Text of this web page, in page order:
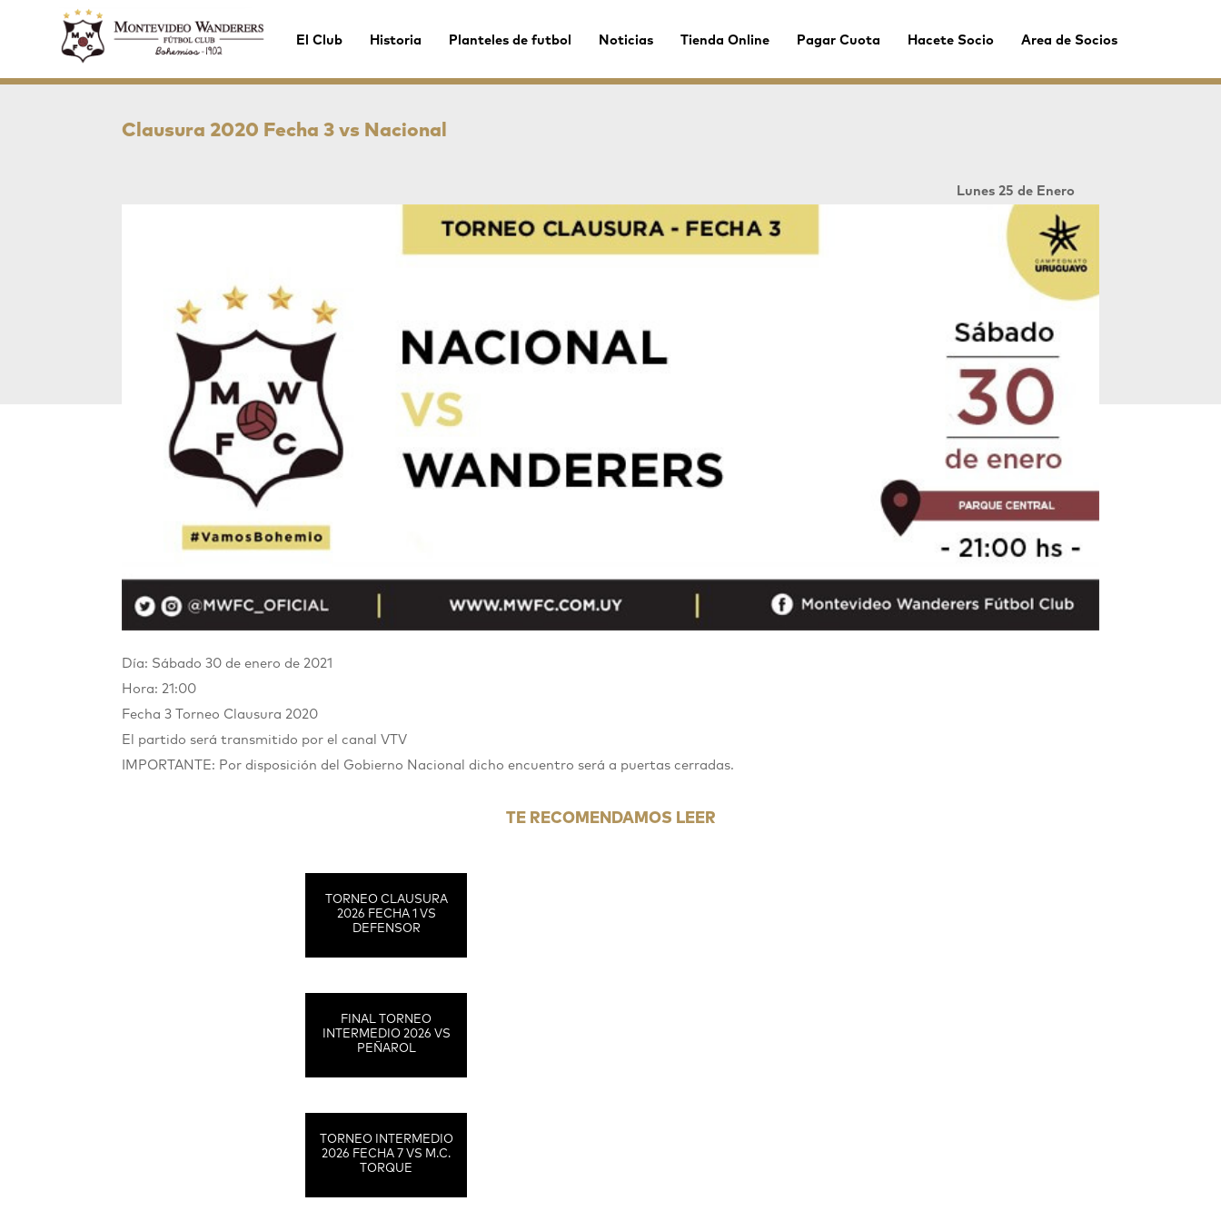
El Club Historia Planteles de futbol Noticias Tienda Online Pagar Cuota Hacete Socio Area de Socios
Clausura 2020 Fecha 3 vs Nacional
Lunes 25 de Enero
Día: Sábado 30 de enero de 2021
Hora: 21:00
Fecha 3 Torneo Clausura 2020
El partido será transmitido por el canal VTV
IMPORTANTE: Por disposición del Gobierno Nacional dicho encuentro será a puertas cerradas.
TE RECOMENDAMOS LEER
TORNEO CLAUSURA
2026 FECHA 1 VS
DEFENSOR
FINAL TORNEO
INTERMEDIO 2026 VS
PEÑAROL
TORNEO INTERMEDIO
2026 FECHA 7 VS M.C.
TORQUE